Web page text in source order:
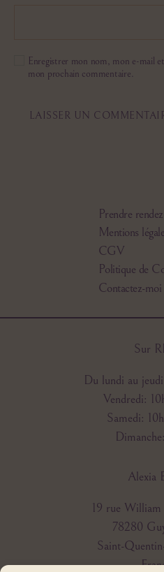
Enregistrer mon nom, mon e-mail
mon prochain commentaire.
Prendre
Mentions
CGV
Politique de
Contactez-moi
Sur
Du lundi au
Vendredi:
Samedi:
Alexia
19 rue William
78280
Saint-